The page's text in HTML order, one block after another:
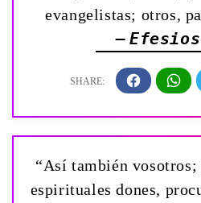
evangelistas; otros,
—
“Así también vosotros;
espirituales dones,